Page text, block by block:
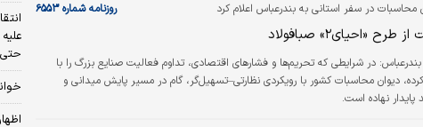
بین…
در سفر استانی به بندرعباس اعلام کرد روزنامه شماره ۶۵۵۳
«احیای۲» صبافولاد
در شرایطی که تحریم‌ها و فشارهای اقتصادی، تداوم فعالیت صنایع بزرگ را با
دیوان محاسبات کشور با رویکردی نظارتی–تسهیل‌گر، گام در مسیر پایش میدانی و
پایدار نهاده است.